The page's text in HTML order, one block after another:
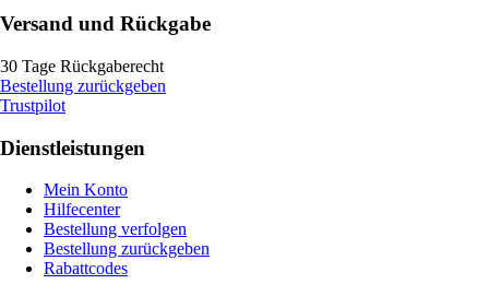
Versand und Rückgabe
30 Tage Rückgaberecht
Bestellung zurückgeben
Trustpilot
Dienstleistungen
Mein Konto
Hilfecenter
Bestellung verfolgen
Bestellung zurückgeben
Rabattcodes